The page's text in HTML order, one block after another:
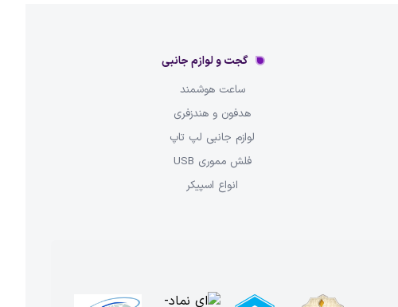
گجت و لوازم جانبی
ساعت هوشمند
هدفون و هندزفری
لوازم جانبی لپ تاپ
فلش مموری USB
انواع اسپیکر